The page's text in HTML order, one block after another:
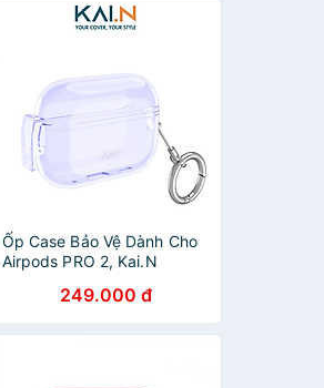
Ốp Case Bảo Vệ Dành Cho
Airpods PRO 2, Kai.N
Thông Minh, Chống Rơi Nắp
- Hàng Chính Hãng
249.000 đ